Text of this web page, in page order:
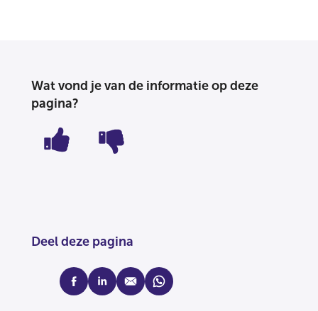
Wat vond je van de informatie op deze
pagina?
Deel deze pagina
facebooklinkedinmail whatsapp